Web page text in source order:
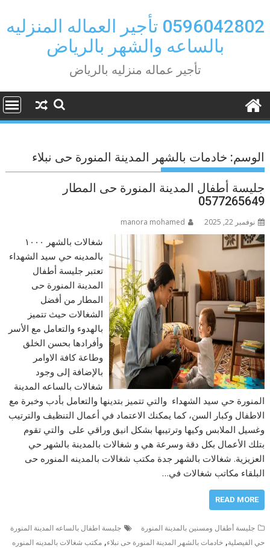
to
content
0596042802 تأجير العماله المنزليه
بالساعه والشهر بالرياض
تأجير عماله منزليه بالرياض
الوسم: خادمات بالشهر المدينة المنورة حى نبلاء
جليسة أطفال المدينة المنورة حى المطار
0577265649
نوفمبر 22, 2025 manora mohamed
شغالات بالشهر ١٠٠٠
بالمدينه حي سيد الشهداء
تعتبر جليسة أطفال
المدينة المنورة حى
المطار من أفضل
الشغالات حيث تتميز
بالهدوء والتعامل مع الأسر
وأفرادها بحسن الخلق
وطاعة كافة الاوامر
بالإضافة إلى وجود
شغالات بالساعه المدينة
المنورة حي سيد الشهداء والتي تتميز بتدينها والتعامل بأدب وخبرة مع
الاطفال وكبار السن، كما يمكنك الاعتماد في أعمال التنظيف والترتيب
وغسيل الملابس وكيها وترتيبها بشكل انيق وراقي على والتي تقوم
بتلك الأعمال بكل دقة وسرعة هي و شغالات بالمدينة بالشهر حي
العزيزية. شغالات بالشهر جدة مكتب شغالات بالمدينه المنوره حى
البلقاء مكاتب شغالات في…
READ MORE
جليسة أطفال ومسنين بالمدينة المنورة
جليسة اطفال بالساعه المدينة المنورة
حي الفيصلية,خادمات بالشهر المدينة المنورة حى نبلاء,مكتب شغالات بالمدينه المنوره